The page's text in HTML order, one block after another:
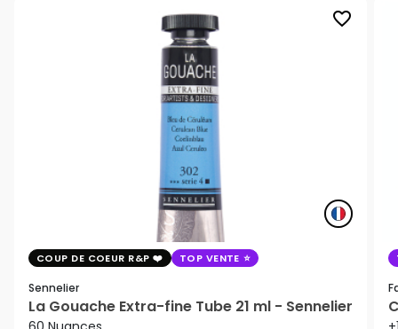
favorite_border
COUP DE COEUR R&P TOP VENTE
Sennelier
La Gouache Extra-fine Tube 21 ml - Sennelier